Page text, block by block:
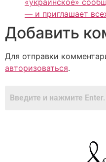
— и приглашает
Добавить
Для отправки
авторизоваться.